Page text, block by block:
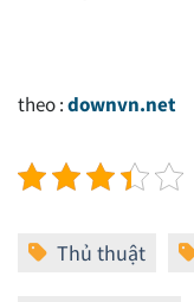
theo :downvn.net